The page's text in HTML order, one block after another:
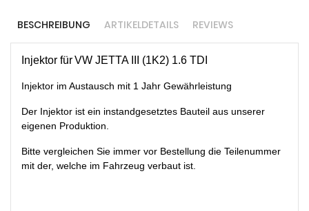
BESCHREIBUNG ARTIKELDETAILS REVIEWS
Injektor fürVW JETTA III (1K2) 1.6 TDI
Injektor im Austausch mit 1 Jahr Gewährleistung
Der Injektor ist ein instandgesetztes Bauteil aus unserer
eigenen Produktion.
Bitte vergleichen Sie immer vor Bestellung die Teilenummer
mit der, welche im Fahrzeug verbaut ist.